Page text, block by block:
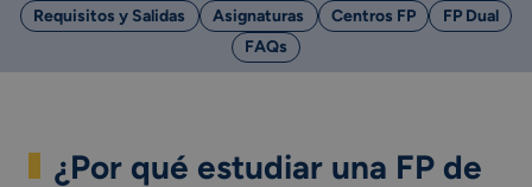
Requisitos y Salidas Asignaturas Centros FP
FP Dual
FAQs
¿Por qué estudiar una FP de